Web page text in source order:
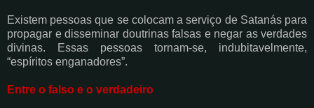
Existem pessoas que se colocam a serviço de Satanás para
propagar e disseminar doutrinas falsas e negar as verdades
divinas. Essas pessoas tornam-se, indubitavelmente,
“espíritos enganadores”.
Entre o falso e o verdadeiro